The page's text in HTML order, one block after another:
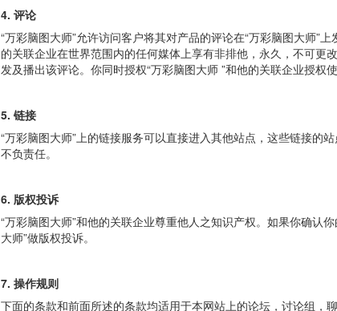
4. 评论
“万彩脑图大师”允许访问客户将其对产品的评论在“万彩脑图大师”
的关联企业在世界范围内的任何媒体上享有非排他，永久，不可
发及播出该评论。你同时授权“万彩脑图大师 ”和他的关联企业授权
5. 链接
“万彩脑图大师”上的链接服务可以直接进入其他站点，这些链接的
不负责任。
6. 版权投诉
“万彩脑图大师”和他的关联企业尊重他人之知识产权。如果你确认
大师”做版权投诉。
7. 操作规则
下面的条款和前面所述的条款均适用于本网站上的论坛，讨论组，